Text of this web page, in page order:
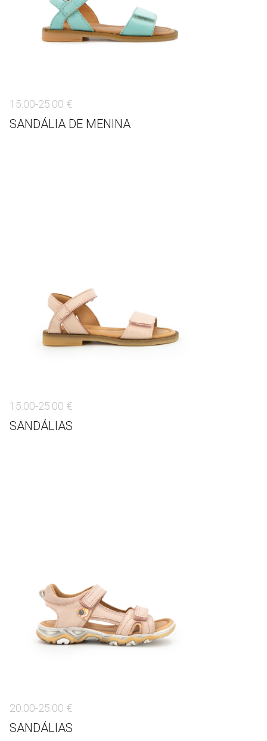
15.00-25.00 €
SANDÁLIA DE MENINA
15.00-25.00 €
SANDÁLIAS
20.00-25.00 €
SANDÁLIAS